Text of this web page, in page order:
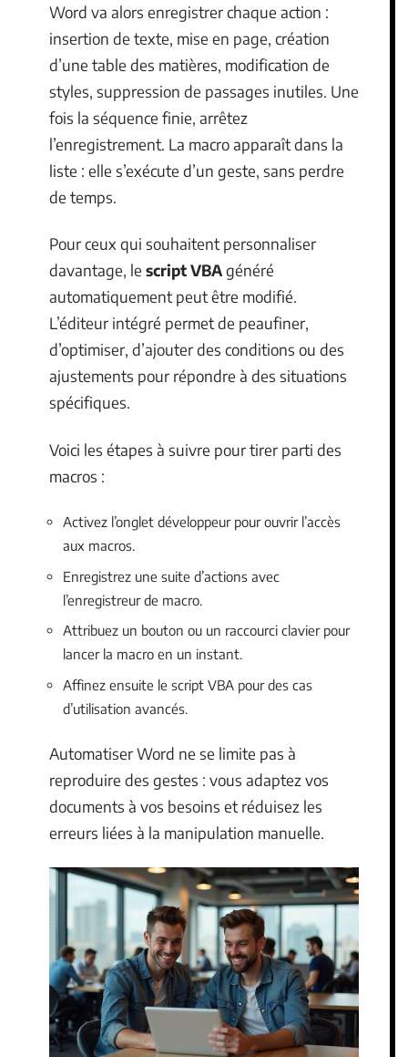
Word va alors enregistrer chaque action :
insertion de texte, mise en page, création
d’une table des matières, modification de
styles, suppression de passages inutiles. Une
fois la séquence finie, arrêtez
l’enregistrement. La macro apparaît dans la
liste : elle s’exécute d’un geste, sans perdre
de temps.
Pour ceux qui souhaitent personnaliser
davantage, le script VBAgénéré
automatiquement peut être modifié.
L’éditeur intégré permet de peaufiner,
d’optimiser, d’ajouter des conditions ou des
ajustements pour répondre à des situations
spécifiques.
Voici les étapes à suivre pour tirer parti des
macros :
Activez l’onglet développeur pour ouvrir l’accès
aux macros.
Enregistrez une suite d’actions avec
l’enregistreur de macro.
Attribuez un bouton ou un raccourci clavier pour
lancer la macro en un instant.
Affinez ensuite le script VBA pour des cas
d’utilisation avancés.
Automatiser Word ne se limite pas à
reproduire des gestes : vous adaptez vos
documents à vos besoins et réduisez les
erreurs liées à la manipulation manuelle.